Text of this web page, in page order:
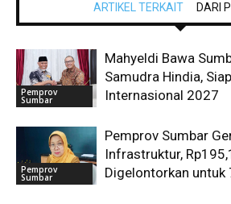
ARTIKEL TERKAIT DARI
Pemprov
Sumbar
Mahyeldi Bawa
Samudra Hindia,
Internasional 2027
Pemprov
Sumbar
Pemprov Sumbar
Infrastruktur,
Digelontorkan untuk